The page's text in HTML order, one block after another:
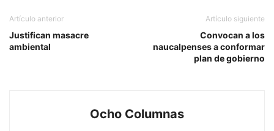
Artículo anterior
Justifican masacre
ambiental
Artículo siguiente
Convocan a los
naucalpenses a conformar
plan de gobierno
Ocho Columnas